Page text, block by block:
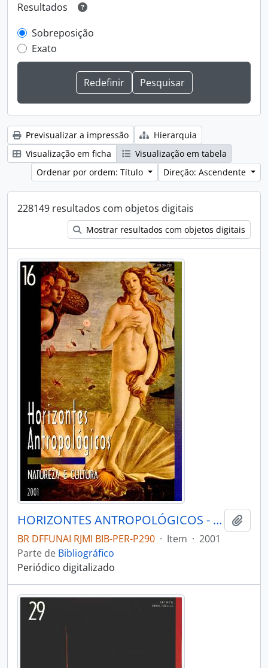
Resultados
Sobreposição
Exato
Previsualizar a impressão
Hierarquia
Visualização em ficha
Visualização em tabela
Ordenar por ordem: Título
Direção: Ascendente
228149 resultados com objetos digitais
Mostrar resultados com objetos digitais
HORIZONTES ANTROPOLÓGICOS - PORTO ALEGRE UFRGS INSTITUTO DE FILOSOFIA E CIÊNCIAS - 2001 - Nº16
BR DFFUNAI RJMI BIB-PER-P290 · Item · 2001
Parte de Bibliográfico
Periódico digitalizado